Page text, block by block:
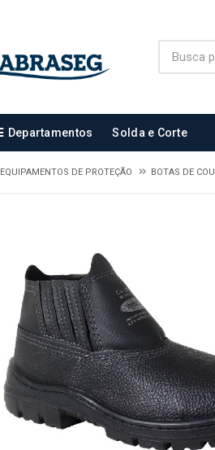
Departamentos Solda e Corte
EQUIPAMENTOS DE PROTEÇÃO BOTAS DE